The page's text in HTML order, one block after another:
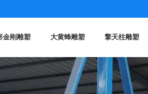
金刚雕塑 大黄蜂雕塑 擎天柱雕塑